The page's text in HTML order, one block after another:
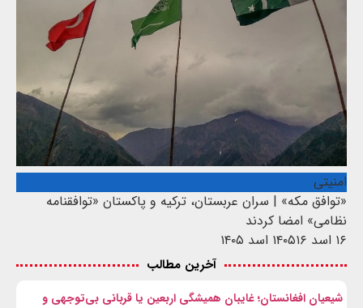
امنیتی
«توافق مکه» | سران عربستان، ترکیه و پاکستان «توافقنامه
نظامی» امضا کردند
۱۶ اسد ۱۴۰۵
۱۶ اسد ۱۴۰۵
آخرین مطالب
شیعیان افغانستان؛ غایبان همیشگی اربعین یا قربانی بی‌توجهی و